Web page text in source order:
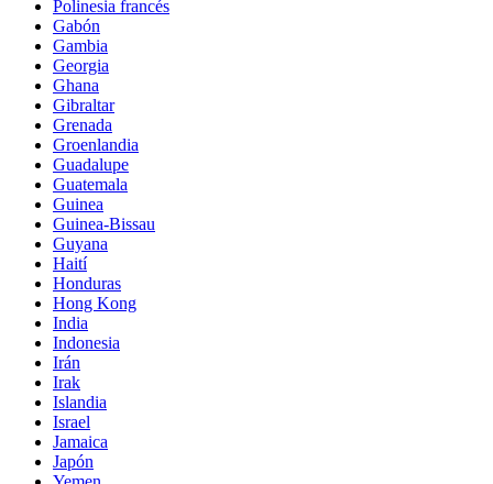
Polinesia francés
Gabón
Gambia
Georgia
Ghana
Gibraltar
Grenada
Groenlandia
Guadalupe
Guatemala
Guinea
Guinea-Bissau
Guyana
Haití
Honduras
Hong Kong
India
Indonesia
Irán
Irak
Islandia
Israel
Jamaica
Japón